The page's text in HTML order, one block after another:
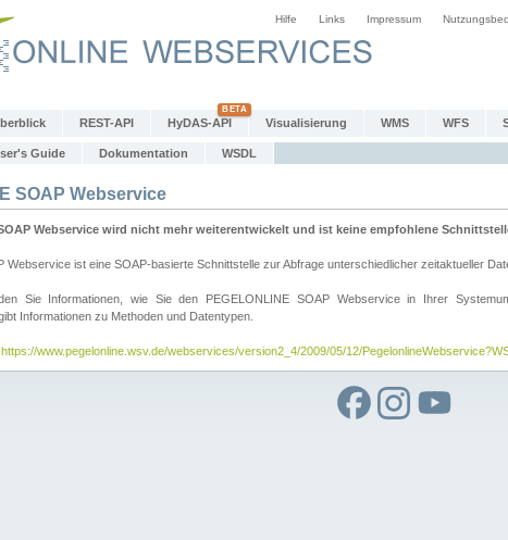
Hilfe Links Impressum
REST-API HyDAS-API Visualisierung WMS WFS
Guide Dokumentation WSDL
SOAP Webservice
Webservice wird nicht mehr weiterentwickelt und ist keine empfohlene
Webservice ist eine SOAP-basierte Schnittstelle zur Abfrage unterschiedlicher zeitaktueller
Sie Informationen, wie Sie den PEGELONLINE SOAP Webservice in Ihrer
Informationen zu Methoden und Datentypen.
https://www.pegelonline.wsv.de/webservices/version2_4/2009/05/12/